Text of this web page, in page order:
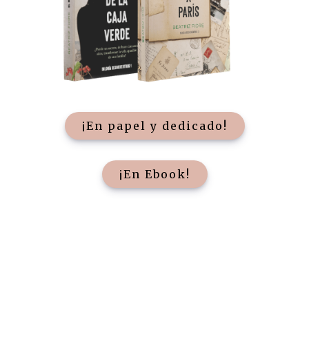
¡En papel y dedicado!
¡En Ebook!